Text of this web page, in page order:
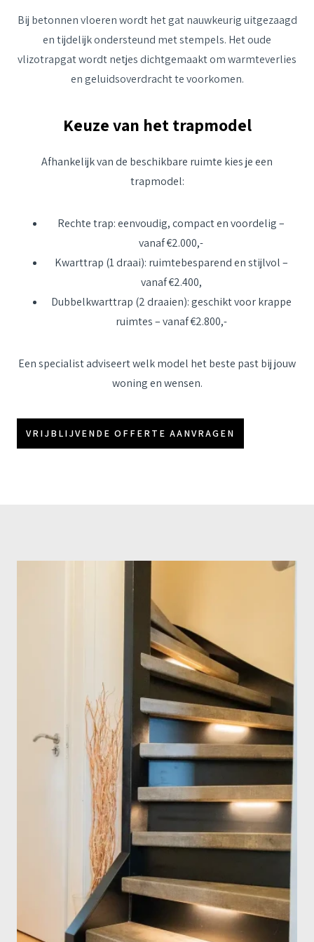
Bij betonnen vloeren wordt het gat nauwkeurig uitgezaagd
en tijdelijk ondersteund met stempels. Het oude
vlizotrapgat wordt netjes dichtgemaakt om warmteverlies
en geluidsoverdracht te voorkomen.
Keuze van het trapmodel
Afhankelijk van de beschikbare ruimte kies je een
trapmodel:
Rechte trap: eenvoudig, compact en voordelig –
vanaf €2.000,-
Kwarttrap (1 draai): ruimtebesparend en stijlvol –
vanaf €2.400,
Dubbelkwarttrap (2 draaien): geschikt voor krappe
ruimtes – vanaf €2.800,-
Een specialist adviseert welk model het beste past bij jouw
woning en wensen.
VRIJBLIJVENDE OFFERTE AANVRAGEN